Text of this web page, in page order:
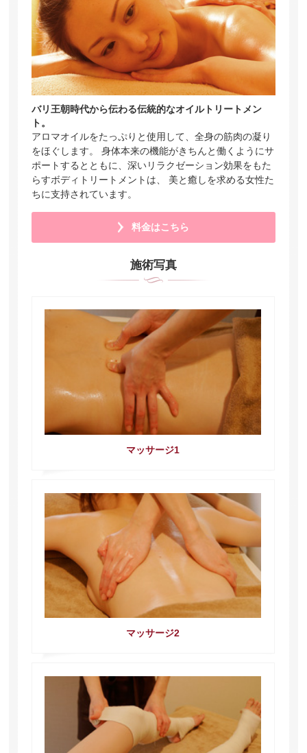
バリ王朝時代から伝わる伝統的なオイルトリートメン
ト。
アロマオイルをたっぷりと使用して、全身の筋肉の凝り
をほぐします。 身体本来の機能がきちんと働くようにサ
ポートするとともに、深いリラクゼーション効果をもた
らすボディトリートメントは、 美と癒しを求める女性た
ちに支持されています。
料金はこちら
施術写真
マッサージ1
マッサージ2